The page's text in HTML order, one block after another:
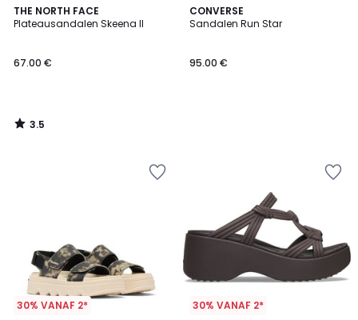
THE NORTH FACE
Plateausandalen Skeena II
67.00 €
3.5
/ 5
3.5
/
CONVERSE
Sandalen Run Star
95.00 €
30% VANAF 2* 30% VANAF 2*